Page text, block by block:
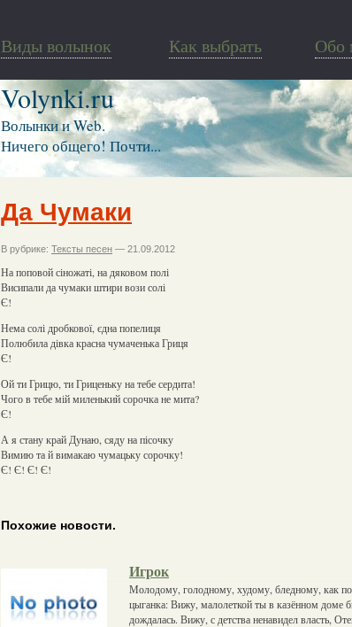
Виды волынок Как выбрать Обо
Volynki.ru
Волынки и Web.
Ничего общего! Почти...
Да Чумаки
В рубрике: Тексты песен — 21.09.2012
На поповой сіножаті, на дяковом полі
Висипали да чумаки штири вози солі
Є!
Нема солі дробкової, єдна попелиця
Полюбила дівка красна чумаченька Гриця
Є!
Ой ти Грицю, ти Гриценьку на тебе сердита!
Чого в тебе мій миленький сорочка не мита?
Є!
А я стану край Дунаю, сяду на пісочку
Вимию та й вимакаю чумацьку сорочку!
Є! Є! Є! Є!
Похожие новости.
Игрок
Молодому, голодному, худому, бледному, как
цыганка: Вижу, малолеткой ты в казённом доме
дождалась. Вижу, с детства ненавидел власть,